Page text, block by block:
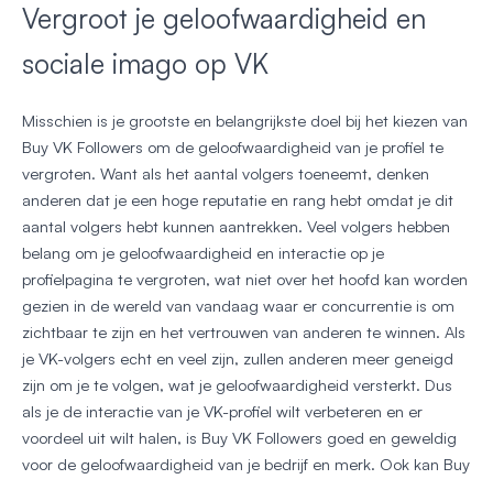
Vergroot je geloofwaardigheid en
sociale imago op VK
Misschien is je grootste en belangrijkste doel bij het kiezen van
Buy VK Followers om de geloofwaardigheid van je profiel te
vergroten. Want als het aantal volgers toeneemt, denken
anderen dat je een hoge reputatie en rang hebt omdat je dit
aantal volgers hebt kunnen aantrekken. Veel volgers hebben
belang om je geloofwaardigheid en interactie op je
profielpagina te vergroten, wat niet over het hoofd kan worden
gezien in de wereld van vandaag waar er concurrentie is om
zichtbaar te zijn en het vertrouwen van anderen te winnen. Als
je VK-volgers echt en veel zijn, zullen anderen meer geneigd
zijn om je te volgen, wat je geloofwaardigheid versterkt. Dus
als je de interactie van je VK-profiel wilt verbeteren en er
voordeel uit wilt halen, is Buy VK Followers goed en geweldig
voor de geloofwaardigheid van je bedrijf en merk. Ook kan Buy